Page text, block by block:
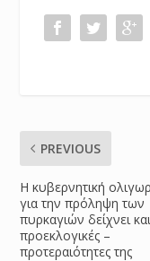
PREVIOUS
H κυβερνητική
για την πρόληψη των
πυρκαγιών δείχνει
προεκλογικές –
προτεραιότητες της